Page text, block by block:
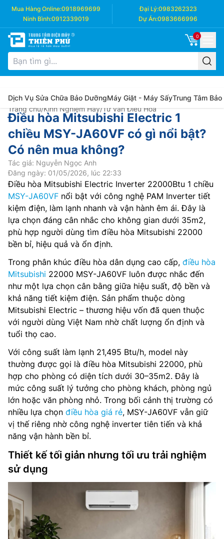
Mua Hàng Online:0918969699 Đại Lý:0983262323
Ninh Bình:0912339019 Dự Án:0983666996
0
Dịch Vụ Sửa Chữa Bảo DưỡngMáy Giặt - Máy SấyTrung Tâm Bảo
Trang chủ/Kinh Nghiệm Hay/Tư vấn Điều Hòa
Điều hòa Mitsubishi Electric 1
chiều MSY-JA60VF có gì nổi bật?
Có nên mua không?
Tác giả: Nguyễn Ngọc Anh
Đăng ngày: 01/05/2026, lúc 22:33
Điều hòa Mitsubishi Electric Inverter 22000Btu 1 chiều
MSY-JA60VF nổi bật với công nghệ PAM Inverter tiết
kiệm điện, làm lạnh nhanh và vận hành êm ái. Đây là
lựa chọn đáng cân nhắc cho không gian dưới 35m2,
phù hợp người dùng tìm điều hòa Mitsubishi 22000
bền bỉ, hiệu quả và ổn định.
Trong phân khúc điều hòa dân dụng cao cấp, điều hòa
Mitsubishi 22000 MSY-JA60VF luôn được nhắc đến
như một lựa chọn cân bằng giữa hiệu suất, độ bền và
khả năng tiết kiệm điện. Sản phẩm thuộc dòng
Mitsubishi Electric – thương hiệu vốn đã quen thuộc
với người dùng Việt Nam nhờ chất lượng ổn định và
tuổi thọ cao.
Với công suất làm lạnh 21,495 Btu/h, model này
thường được gọi là điều hòa Mitsubishi 22000, phù
hợp cho phòng có diện tích dưới 30–35m2. Đây là
mức công suất lý tưởng cho phòng khách, phòng ngủ
lớn hoặc văn phòng nhỏ. Trong bối cảnh thị trường có
nhiều lựa chọn điều hòa giá rẻ, MSY-JA60VF vẫn giữ
vị thế riêng nhờ công nghệ inverter tiên tiến và khả
năng vận hành bền bỉ.
Thiết kế tối giản nhưng tối ưu trải nghiệm
sử dụng